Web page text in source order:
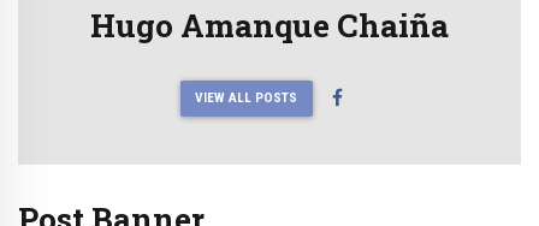
Hugo Amanque Chaiña
VIEW ALL POSTS